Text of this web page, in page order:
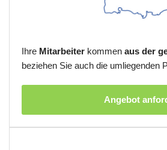
Ihre Mitarbeiter kommen aus der
beziehen Sie auch die umliegenden
Angebot